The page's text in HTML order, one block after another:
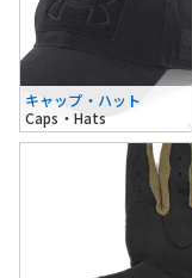
キャップ・ハット
Caps・Hats